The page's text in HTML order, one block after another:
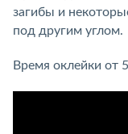
загибы и
под другим углом.
Время оклейки от